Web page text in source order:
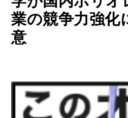
業の競争力強化
意